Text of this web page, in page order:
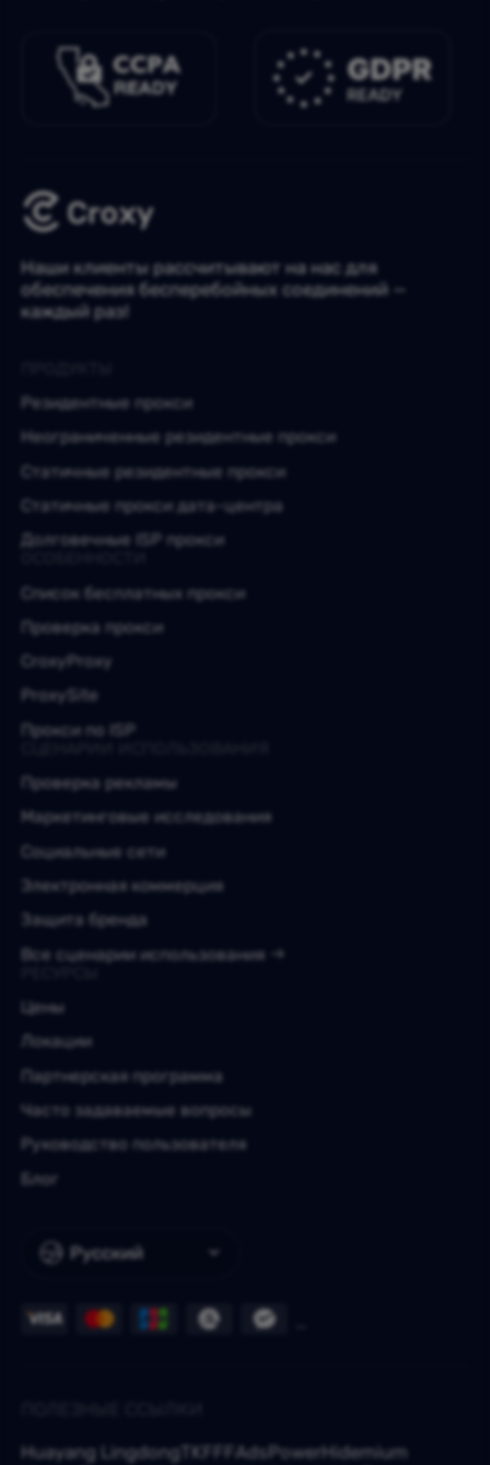
Наши клиенты рассчитывают на нас для
обеспечения бесперебойных соединений —
каждый раз!
Русский
Резидентные прокси
Неограниченные резидентные прокси
Статичные резидентные прокси
Статичные прокси дата-центра
Долговечные ISP прокси
Список бесплатных прокси
Проверка прокси
CroxyProxy
ProxySite
Прокси по ISP
Проверка рекламы
Маркетинговые исследования
Социальные сети
Электронная коммерция
Защита бренда
Все сценарии использования
Цены
Локации
Партнерская программа
Часто задаваемые вопросы
Руководство пользователя
Блог
Huayang Lingdong TKFFF AdsPowerHidemium